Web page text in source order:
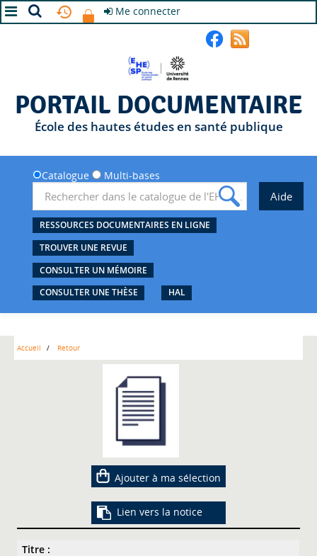
Me connecter
PORTAIL DOCUMENTAIRE
École des hautes études en santé publique
Catalogue Multi-bases
RESSOURCES DOCUMENTAIRES EN LIGNE
TROUVER UNE REVUE
CONSULTER UN MÉMOIRE
CONSULTER UNE THÈSE
HAL
Accueil Retour
Ajouter à ma sélection
Lien vers la notice
Titre :